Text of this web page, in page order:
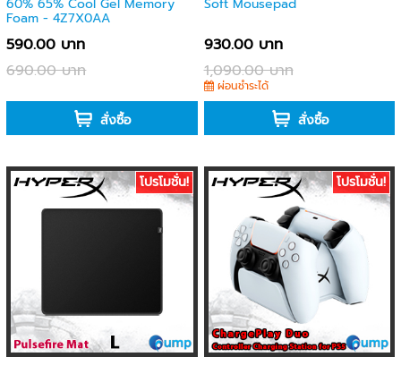
60% 65% Cool Gel Memory
Foam - 4Z7X0AA
590.00 บาท
690.00 บาท
สั่งซื้อ
Soft Mousepad
930.00 บาท
1,090.00 บาท
ผ่อนชำระได้
สั่งซื้อ
โปรโมชั่น! โปรโมชั่น!